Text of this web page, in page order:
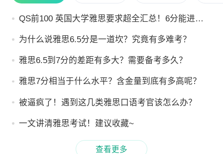
QS前100 英国大学雅思要求超全汇总！6分能进哪
为什么说雅思6.5分是一道坎？究竟有多难考？
雅思6.5到7分的差距有多大？需要备考多久？
雅思7分相当于什么水平？含金量到底有多高呢？
被逼疯了！遇到这几类雅思口语考官该怎么办？
一文讲清雅思考试！建议收藏~
查看更多